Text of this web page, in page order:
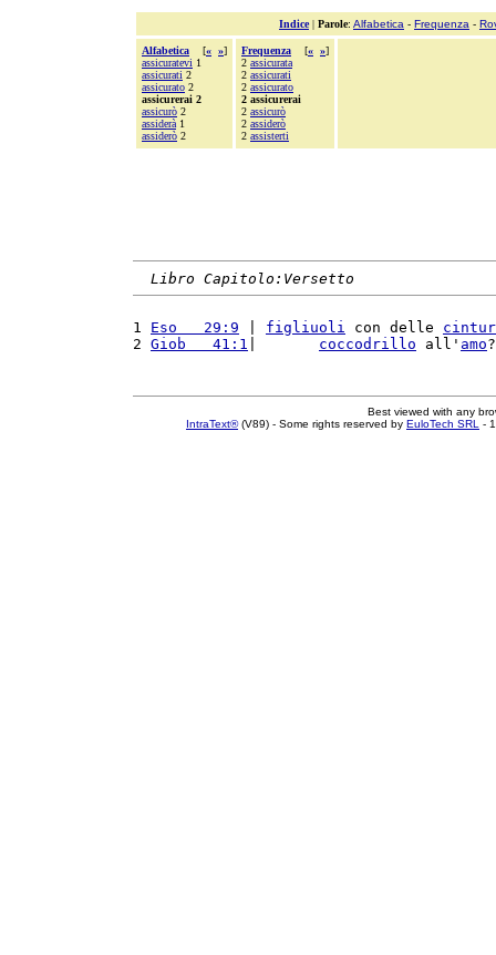
Indice| Parole: Alfabetica - Frequenza -
Alfabetica [« »]
assicuratevi 1
assicurati 2
assicurato 2
assicurerai 2
assicurò 2
assiderà 1
assiderò 2
Frequenza [« »]
2 assicurata
2 assicurati
2 assicurato
2 assicurerai
2 assicurò
2 assiderò
2 assisterti
Libro Capitolo:Versetto
1 Eso   29:9 figliuoli con delle
2 Giob   41:1 coccodrillo all' amo
Best viewed with any
IntraText®(V89) - Some rights reserved by EuloTech SRL -